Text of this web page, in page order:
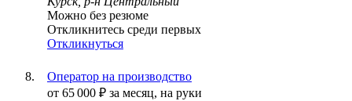
Можно без резюме
Откликнитесь среди первых
Откликнуться
Оператор на производство
от 65 000 ₽ за месяц, на руки